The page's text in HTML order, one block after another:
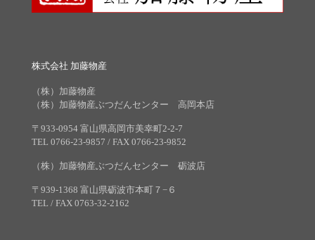
株式会社 加藤物産
（株）加藤物産
（株）加藤物産ぶつだんセンター 高岡本店
〒933-0954 富山県高岡市美幸町2-2-7
TEL 0766-23-9857 / FAX 0766-23-9852
（株）加藤物産ぶつだんセンター 砺波店
〒939-1368 富山県砺波市本町７−６
TEL / FAX 0763-32-2162